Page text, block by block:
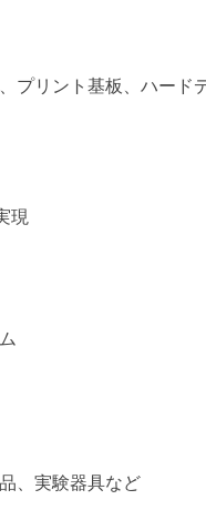
プリント基板、ハード
現
、実験器具など